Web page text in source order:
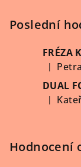
Poslední
|
|
Hodnocení